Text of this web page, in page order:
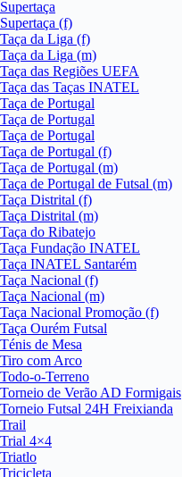
Supertaça
Supertaça (f)
Taça da Liga (f)
Taça da Liga (m)
Taça das Regiões UEFA
Taça das Taças INATEL
Taça de Portugal
Taça de Portugal
Taça de Portugal
Taça de Portugal (f)
Taça de Portugal (m)
Taça de Portugal de Futsal (m)
Taça Distrital (f)
Taça Distrital (m)
Taça do Ribatejo
Taça Fundação INATEL
Taça INATEL Santarém
Taça Nacional (f)
Taça Nacional (m)
Taça Nacional Promoção (f)
Taça Ourém Futsal
Ténis de Mesa
Tiro com Arco
Todo-o-Terreno
Torneio de Verão AD Formigais
Torneio Futsal 24H Freixianda
Trail
Trial 4×4
Triatlo
Tricicleta